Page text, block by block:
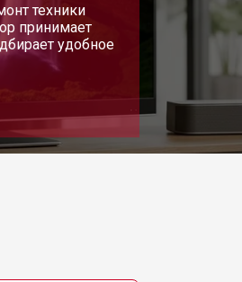
Заказать
техники
принимает
удобное